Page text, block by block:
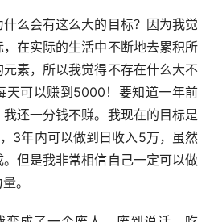
么会有这么大的目标？因为我觉
在实际的生活中不断地去累积所
素，所以我觉得不存在什么大不
天可以赚到5000！要知道一年前
还一分钱不赚。我现在的目标是
3年内可以做到日收入5万，虽然
但是我非常相信自己一定可以做
。